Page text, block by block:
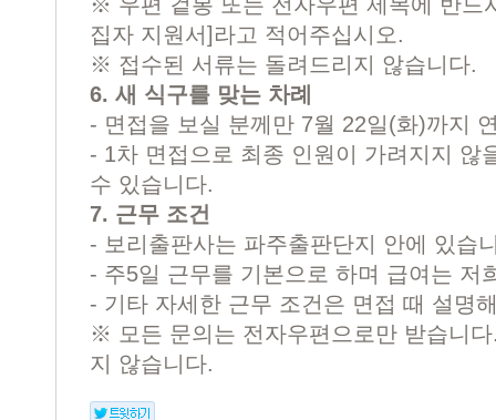
집자 지원서]라고 적어주십시오.
※ 접수된 서류는 돌려드리지 않습니다.
6. 새 식구를 맞는 차례
- 면접을 보실 분께만 7월 22일(화)까지
- 1차 면접으로 최종 인원이 가려지지 않
수 있습니다.
7. 근무 조건
- 보리출판사는 파주출판단지 안에 있습
- 주5일 근무를 기본으로 하며 급여는 저
- 기타 자세한 근무 조건은 면접 때 설명
※ 모든 문의는 전자우편으로만 받습니
지 않습니다.